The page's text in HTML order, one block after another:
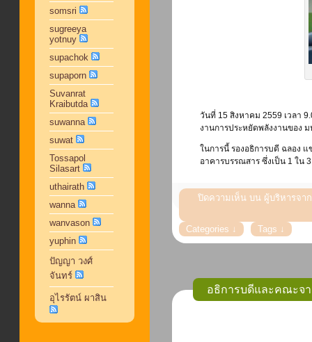
somsri
sugreeya
yotnuy
supachok
supaporn
Suvanrat
Kraibutda
suwanna
suwat
Tossapol
Silasart
uthairath
wanna
wanvason
yuphin
ปัญญา วงศ์
จันทร์
อุไรรัตน์ ผาสิน
วันที่ 15 สิงหาคม 2559 เวลา
งานการประหยัดพลังงานของ
ในการนี้ รองอธิการบดี ฉลอง
อาคารบรรณสาร ซึ่งเป็น 1 ใน
ปิดความเห็น บน ผู้บริหารจา
อธิการบดีและคณะจ